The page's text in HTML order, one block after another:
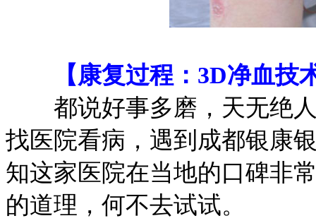
【康复过程：3D净血技
都说好事多磨，天无绝人
找医院看病，遇到成都银康
知这家医院在当地的口碑非
的道理，何不去试试。